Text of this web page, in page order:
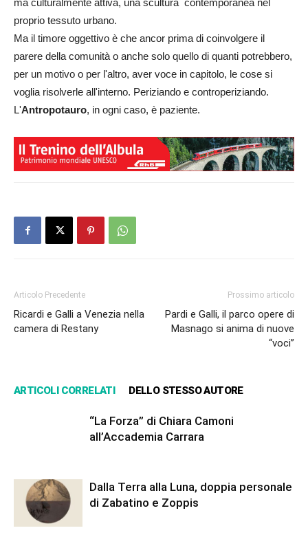
ma culturalmente attiva, una scultura contemporanea nel
proprio tessuto urbano.
Ma il timore oggettivo è che ancor prima di coinvolgere il
parere della comunità o anche solo quello di quanti potrebbero,
per un motivo o per l'altro, aver voce in capitolo, le cose si
voglia risolverle all'interno. Periziando e controperiziando.
L'Antropotauro, in ogni caso, è paziente.
Articolo Precedente
Ricardi e Galli a Venezia nella
camera di Restany
Prossimo articolo
Pardi e Galli, il parco opere di
Masnago si anima di nuove
“voci”
ARTICOLI CORRELATI DELLO STESSO AUTORE
“La Forza” di Chiara Camoni
all’Accademia Carrara
Dalla Terra alla Luna, doppia personale
di Zabatino e Zoppis